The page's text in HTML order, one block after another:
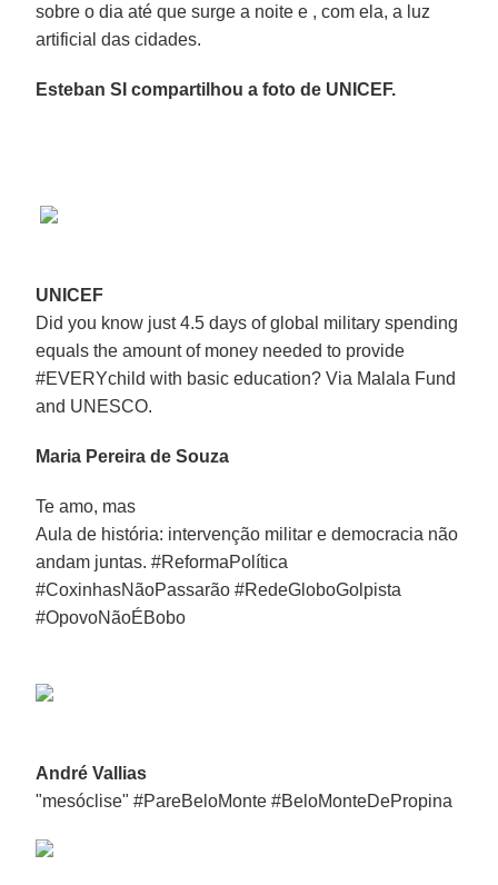
sobre o dia até que surge a noite e , com ela, a luz
artificial das cidades.
Esteban SI compartilhou a foto de UNICEF.
UNICEF
Did you know just 4.5 days of global military spending
equals the amount of money needed to provide
‪#‎EVERYchild‬ with basic education? Via Malala Fund
and UNESCO.
Maria Pereira de Souza
Te amo, mas
Aula de história: intervenção militar e democracia não
andam juntas. ‪#‎ReformaPolítica‬
‪#‎CoxinhasNãoPassarão‬ ‪#‎RedeGloboGolpista‬
‪#‎OpovoNãoÉBobo‬
André Vallias
"mesóclise" ‪#‎PareBeloMonte‬ ‪#‎BeloMonteDePropina‬